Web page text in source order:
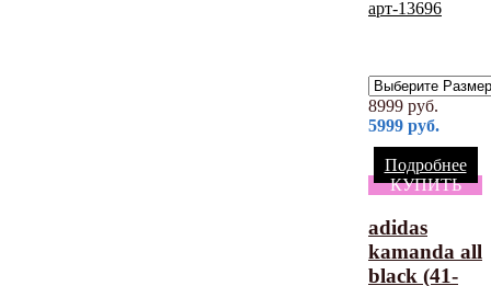
8999 руб.
5999 руб.
Подробнее
КУПИТЬ
adidas
kamanda all
black (41-